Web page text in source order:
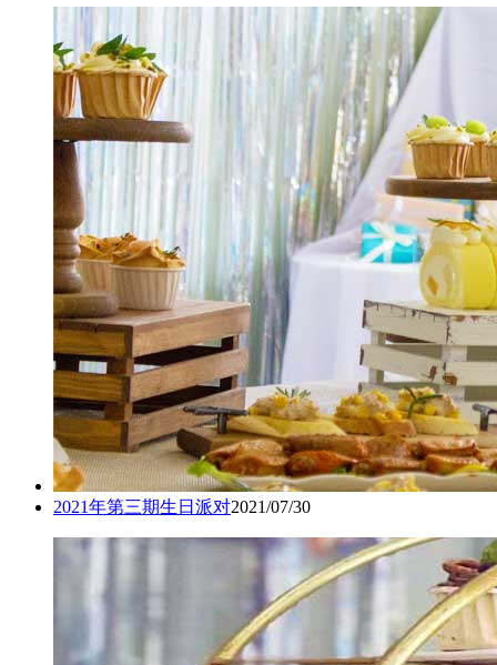
2021年第三期生日派对2021/07/30